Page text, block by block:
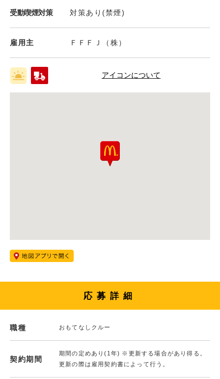
受動喫煙対策 対策あり(禁煙)
雇用主 ＦＦＦＪ（株）
アイコンについて
応募詳細
職種 おもてなしクルー
契約期間
期間の定めあり(1年) ※更新する場合があり得る。
更新の際は雇用契約書によって行う。